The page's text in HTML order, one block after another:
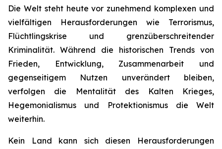
Die Welt steht heute vor zunehmend komplexen und
vielfältigen Herausforderungen wie Terrorismus,
Flüchtlingskrise und grenzüberschreitender
Kriminalität. Während die historischen Trends von
Frieden, Entwicklung, Zusammenarbeit und
gegenseitigem Nutzen unverändert bleiben,
verfolgen die Mentalität des Kalten Krieges,
Hegemonialismus und Protektionismus die Welt
weiterhin.
Kein Land kann sich diesen Herausforderungen